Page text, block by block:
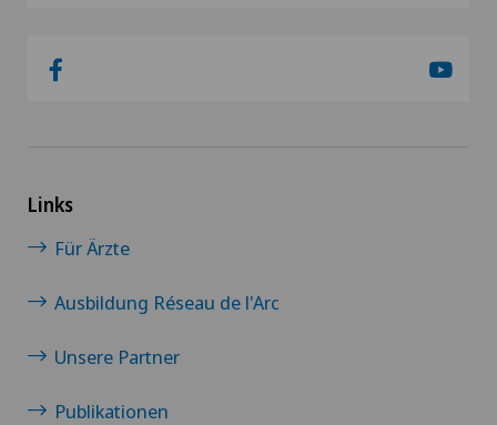
Links
Für Ärzte
Ausbildung Réseau de l'Arc
Unsere Partner
Publikationen